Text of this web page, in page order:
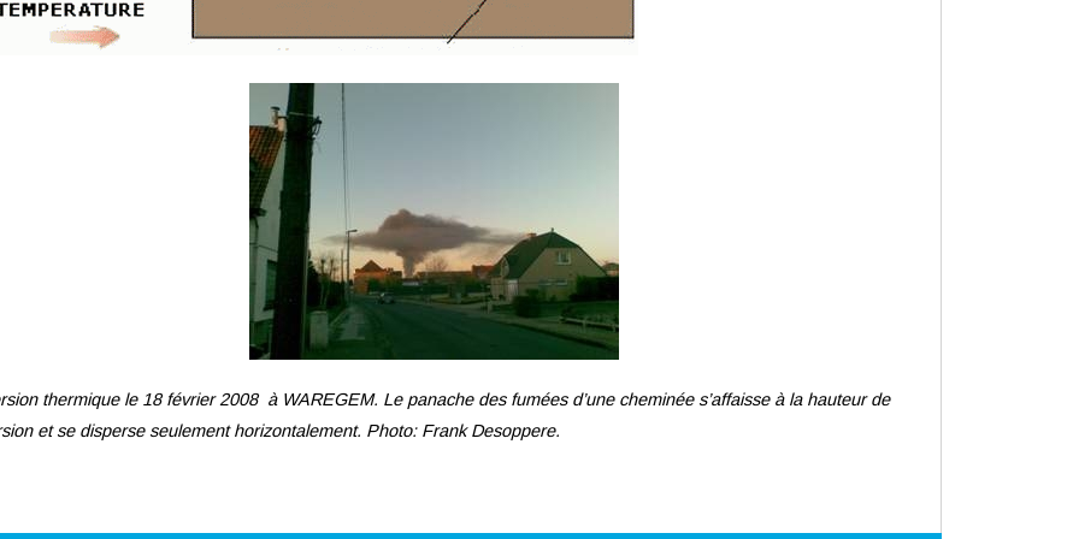
thermique le 18 février 2008 à WAREGEM. Le panache des fumées d’une cheminée s’affaisse à la hauteur de
et se disperse seulement horizontalement. Photo: Frank Desoppere.